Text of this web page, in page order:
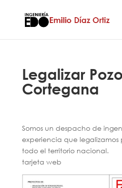
Legalizar
Cortegana
Somos un despacho de
experiencia que legalizamos
todo el territorio nacional.
tarjeta web